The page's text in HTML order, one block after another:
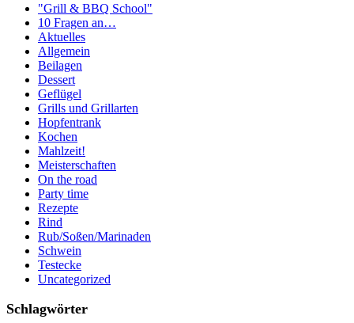
"Grill & BBQ School"
10 Fragen an…
Aktuelles
Allgemein
Beilagen
Dessert
Geflügel
Grills und Grillarten
Hopfentrank
Kochen
Mahlzeit!
Meisterschaften
On the road
Party time
Rezepte
Rind
Rub/Soßen/Marinaden
Schwein
Testecke
Uncategorized
Schlagwörter